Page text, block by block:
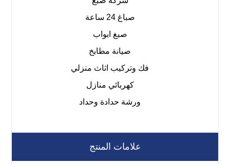
صباغ 24 ساعة
صبغ ابواب
صيانة مطابخ
فك وتركيب اثاث منزلي
كهربائي منازل
ورشة حدادة وحداد
علامات المنتج